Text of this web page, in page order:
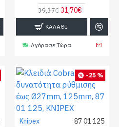
39,37€ 31,70€
ΚΑΛΆΘΙ
Αγόρασε Τώρα
-25 %
Knipex 87 01 125